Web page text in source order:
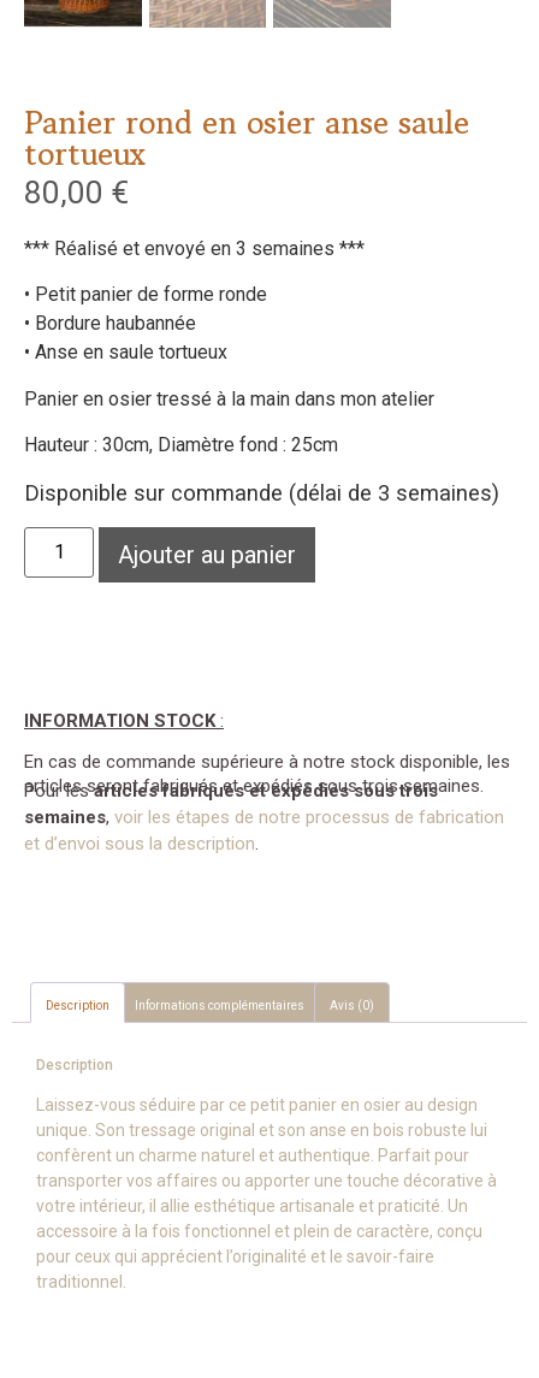
Panier rond en osier anse saule
tortueux
80,00 €
*** Réalisé et envoyé en 3 semaines ***
• Petit panier de forme ronde
• Bordure haubannée
• Anse en saule tortueux
Panier en osier tressé à la main dans mon atelier
Hauteur : 30cm, Diamètre fond : 25cm
Disponible sur commande (délai de 3 semaines)
Ajouter au panier
INFORMATION STOCK:
En cas de commande supérieure à notre stock disponible, les
articles seront fabriqués et expédiés sous trois semaines.
Pour lesarticles fabriqués et expédiés sous trois
semaines, voir les étapes de notre processus de fabrication
et d’envoi sous la description
Description Informations complémentaires Avis (0)
Description
Laissez-vous séduire par ce petit panier en osier au design
unique. Son tressage original et son anse en bois robuste lui
confèrent un charme naturel et authentique. Parfait pour
transporter vos affaires ou apporter une touche décorative à
votre intérieur, il allie esthétique artisanale et praticité. Un
accessoire à la fois fonctionnel et plein de caractère, conçu
pour ceux qui apprécient l’originalité et le savoir-faire
traditionnel.